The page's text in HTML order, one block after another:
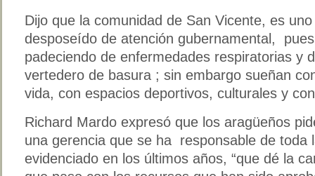
Dijo que la comunidad de San Vicente, es
desposeído de atención gubernamental,
padeciendo de enfermedades respiratorias y
vertedero de basura ; sin embargo sueñan
vida, con espacios deportivos, culturales y
Richard Mardo expresó que los aragüeños
una gerencia que se ha responsable de toda
evidenciado en los últimos años, “que dé la